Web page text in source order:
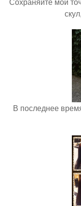
В последнее